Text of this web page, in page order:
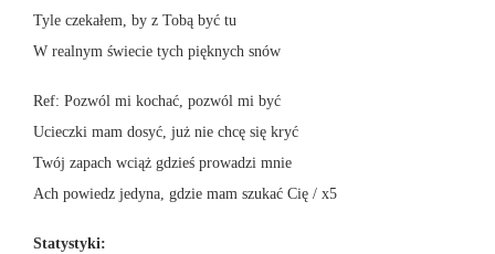
Tyle czekałem, by z Tobą być tu
W realnym świecie tych pięknych snów
Ref: Pozwól mi kochać, pozwól mi być
Ucieczki mam dosyć, już nie chcę się kryć
Twój zapach wciąż gdzieś prowadzi mnie
Ach powiedz jedyna, gdzie mam szukać Cię / x5
Statystyki: